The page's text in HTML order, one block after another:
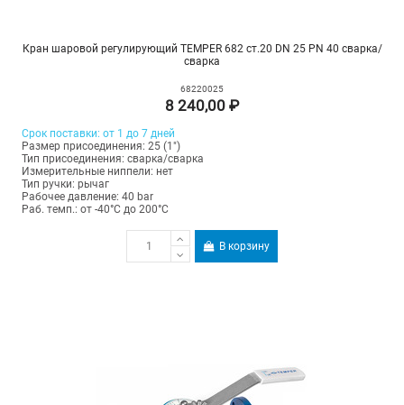
Кран шаровой регулирующий TEMPER 682 ст.20 DN 25 PN 40 сварка/
сварка
68220025
8 240,00 ₽
Срок поставки: от 1 до 7 дней
Размер присоединения: 25 (1")
Тип присоединения: сварка/сварка
Измерительные ниппели: нет
Тип ручки: рычаг
Рабочее давление: 40 bar
Раб. темп.: от -40°C до 200°C
В корзину